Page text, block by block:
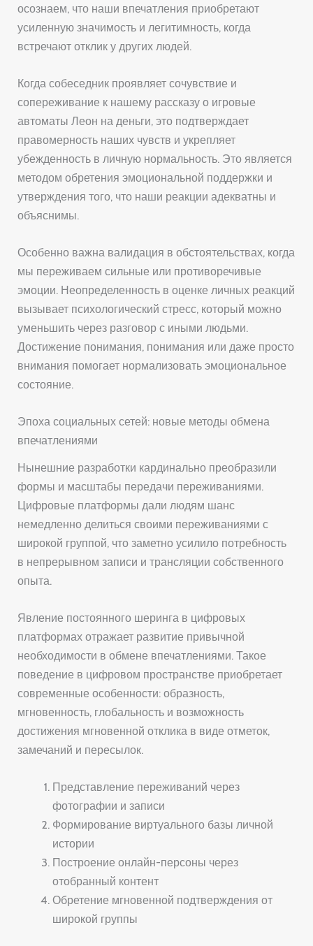
осознаем, что наши впечатления приобретают
усиленную значимость и легитимность, когда
встречают отклик у других людей.
Когда собеседник проявляет сочувствие и
сопереживание к нашему рассказу о игровые
автоматы Леон на деньги, это подтверждает
правомерность наших чувств и укрепляет
убежденность в личную нормальность. Это является
методом обретения эмоциональной поддержки и
утверждения того, что наши реакции адекватны и
объяснимы.
Особенно важна валидация в обстоятельствах, когда
мы переживаем сильные или противоречивые
эмоции. Неопределенность в оценке личных реакций
вызывает психологический стресс, который можно
уменьшить через разговор с иными людьми.
Достижение понимания, понимания или даже просто
внимания помогает нормализовать эмоциональное
состояние.
Эпоха социальных сетей: новые методы обмена
впечатлениями
Нынешние разработки кардинально преобразили
формы и масштабы передачи переживаниями.
Цифровые платформы дали людям шанс
немедленно делиться своими переживаниями с
широкой группой, что заметно усилило потребность
в непрерывном записи и трансляции собственного
опыта.
Явление постоянного шеринга в цифровых
платформах отражает развитие привычной
необходимости в обмене впечатлениями. Такое
поведение в цифровом пространстве приобретает
современные особенности: образность,
мгновенность, глобальность и возможность
достижения мгновенной отклика в виде отметок,
замечаний и пересылок.
Представление переживаний через
фотографии и записи
Формирование виртуального базы личной
истории
Построение онлайн-персоны через
отобранный контент
Обретение мгновенной подтверждения от
широкой группы